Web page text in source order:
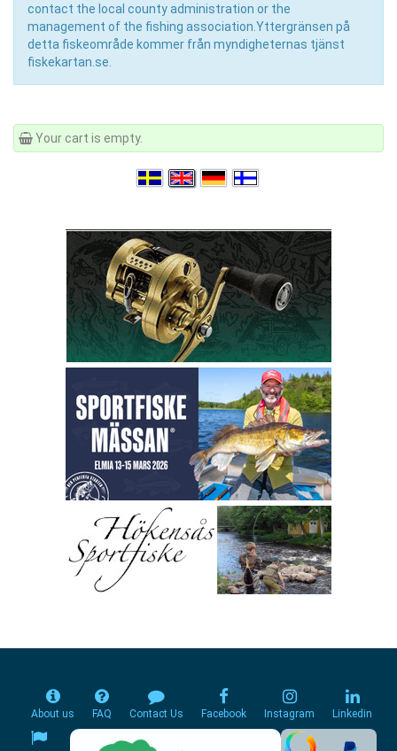
contact the local county administration or the
management of the fishing association.Yttergränsen på
detta fiskeområde kommer från myndigheternas tjänst
fiskekartan.se.
Your cart is empty.
About us FAQ Contact Us Facebook Instagram Linkedin